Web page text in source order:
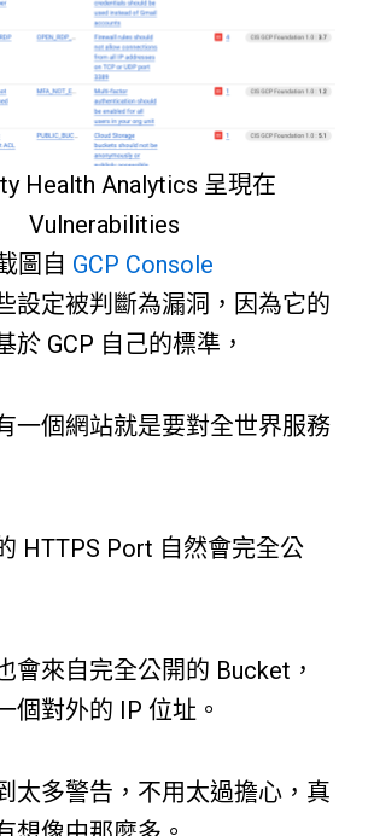
Health Analytics 呈現在
Vulnerabilities
圖自 GCP Console
設定被判斷為漏洞，因為它的
於 GCP 自己的標準，
一個網站就是要對全世界服務
HTTPS Port 自然會完全公
會來自完全公開的 Bucket，
個對外的 IP 位址。
太多警告，不用太過擔心，真